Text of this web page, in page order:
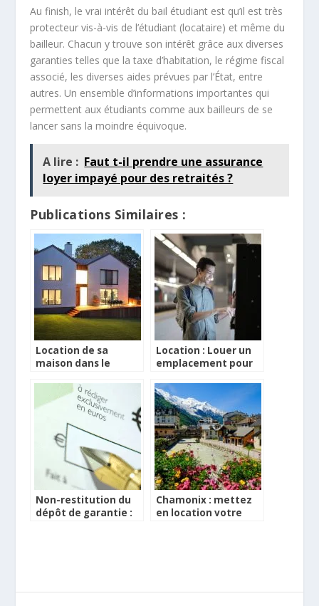
Au finish, le vrai intérêt du bail étudiant est qu’il est très
protecteur vis-à-vis de l’étudiant (locataire) et même du
bailleur. Chacun y trouve son intérêt grâce aux diverses
garanties telles que la taxe d’habitation, le régime fiscal
associé, les diverses aides prévues par l’État, entre
autres. Un ensemble d’informations importantes qui
permettent aux étudiants comme aux bailleurs de se
lancer sans la moindre équivoque.
A lire : Faut t-il prendre une assurance
loyer impayé pour des retraités ?
Publications Similaires :
Location de sa
maison dans le
Location : Louer un
emplacement pour
automatique
Non-restitution du
dépôt de garantie :
Chamonix : mettez
en location votre